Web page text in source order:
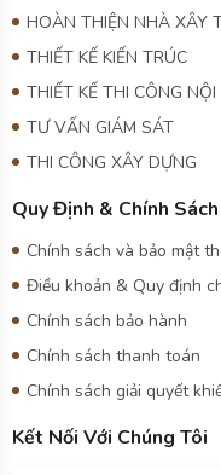
HOÀN THIỆN NHÀ XÂY
THIẾT KẾ KIẾN TRÚC
THIẾT KẾ THI CÔNG
TƯ VẤN GIÁM SÁT
THI CÔNG XÂY DỰNG
Quy Định & Chính Sách
Chính sách và bảo mật
Điều khoản & Quy định
Chính sách bảo hành
Chính sách thanh toán
Chính sách giải quyết
Kết Nối Với Chúng Tôi